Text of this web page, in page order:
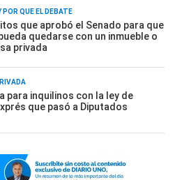
POR QUÉ EL DEBATE
que aprobó el Senado para que
quedarse con un inmueble o
privada
para inquilinos con la ley de
que pasó a Diputados